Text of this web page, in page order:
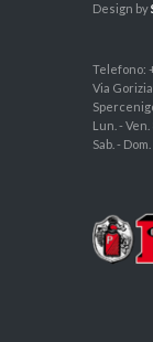
Design by
Telefono:
Via
Lun. - Ven.
Sab. -